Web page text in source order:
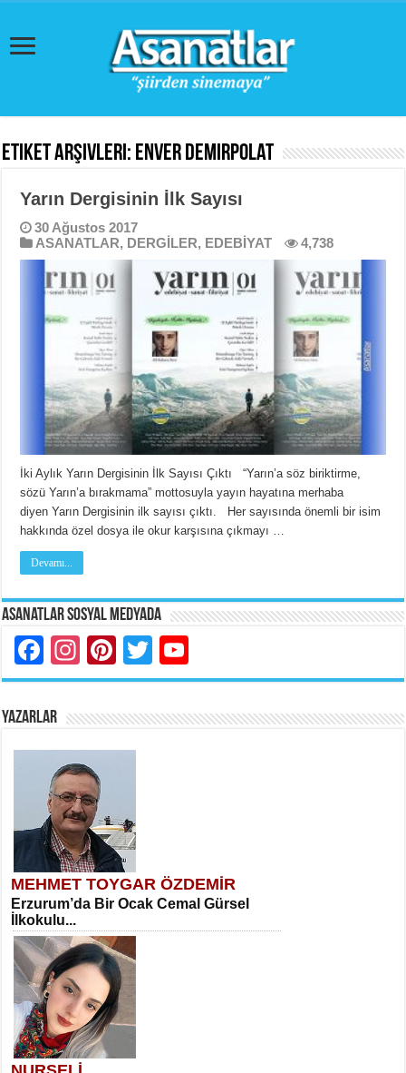
Etiket Arşivleri: Enver Demirpolat
Yarın Dergisinin İlk Sayısı
30 Ağustos 2017
ASANATLAR, DERGİLER, EDEBİYAT 4,738
İki Aylık Yarın Dergisinin İlk Sayısı Çıktı “Yarın’a söz biriktirme,
sözü Yarın’a bırakmama” mottosuyla yayın hayatına merhaba
diyen Yarın Dergisinin ilk sayısı çıktı. Her sayısında önemli bir isim
hakkında özel dosya ile okur karşısına çıkmayı …
Devamı...
Asanatlar Sosyal Medyada
Facebook
Instagram
Pinterest
Twitter
YAZARLAR
MEHMET TOYGAR ÖZDEMİR
Erzurum’da Bir Ocak Cemal Gürsel
İlkokulu...